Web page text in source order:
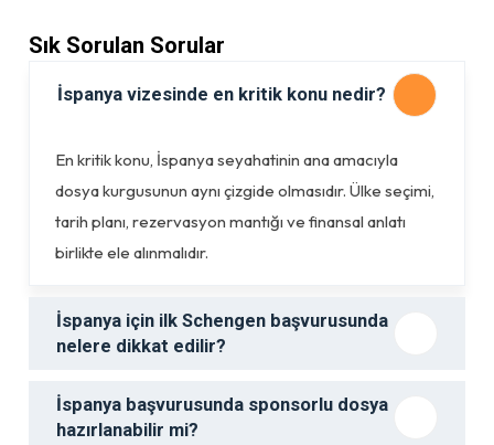
Sık Sorulan Sorular
İspanya vizesinde en kritik konu nedir?
En kritik konu, İspanya seyahatinin ana amacıyla
dosya kurgusunun aynı çizgide olmasıdır. Ülke seçimi,
tarih planı, rezervasyon mantığı ve finansal anlatı
birlikte ele alınmalıdır.
İspanya için ilk Schengen başvurusunda
nelere dikkat edilir?
İspanya başvurusunda sponsorlu dosya
hazırlanabilir mi?